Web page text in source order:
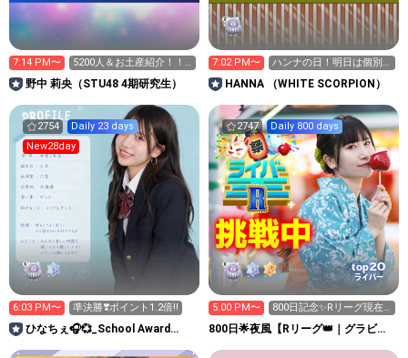
7:14 PM〜
5200人＆お土産紹介！！‎
🤍➞🩷
野中 莉央（STU48 4期研究生）
7:02 PM〜
ハンナの日！明日は個別
握手会！当日販売あるよ
HANNA （WHITE SCORPION）
2754
Daily 23 days
New28day
6:03 PM〜 準決勝❣️ポイント1.2倍‼️
ひなちぇ🎧💞_School Award
2747 Daily 800 days
top20
ライバー
5:00 PM〜
800日記念✨Rリーグ現在4
位🔥全力集め中🔥
800日🌟夜風【Rリーグ👑｜グラビア